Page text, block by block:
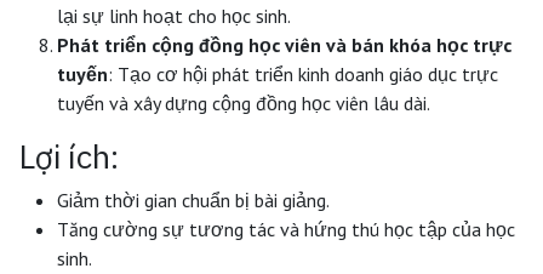
lại sự linh hoạt cho học sinh.
Phát triển cộng đồng học viên và bán khóa học trực
tuyến: Tạo cơ hội phát triển kinh doanh giáo dục trực
tuyến và xây dựng cộng đồng học viên lâu dài.
Lợi ích:
Giảm thời gian chuẩn bị bài giảng.
Tăng cường sự tương tác và hứng thú học tập của học
sinh.